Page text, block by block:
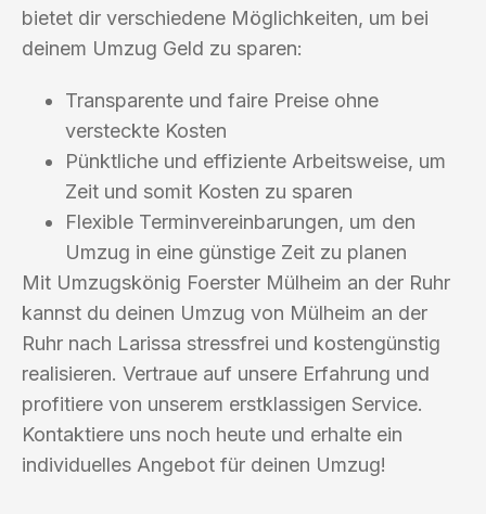
bietet dir verschiedene Möglichkeiten, um bei
deinem Umzug Geld zu sparen:
Transparente und faire Preise ohne
versteckte Kosten
Pünktliche und effiziente Arbeitsweise, um
Zeit und somit Kosten zu sparen
Flexible Terminvereinbarungen, um den
Umzug in eine günstige Zeit zu planen
Mit Umzugskönig Foerster Mülheim an der Ruhr
kannst du deinen Umzug von Mülheim an der
Ruhr nach Larissa stressfrei und kostengünstig
realisieren. Vertraue auf unsere Erfahrung und
profitiere von unserem erstklassigen Service.
Kontaktiere uns noch heute und erhalte ein
individuelles Angebot für deinen Umzug!